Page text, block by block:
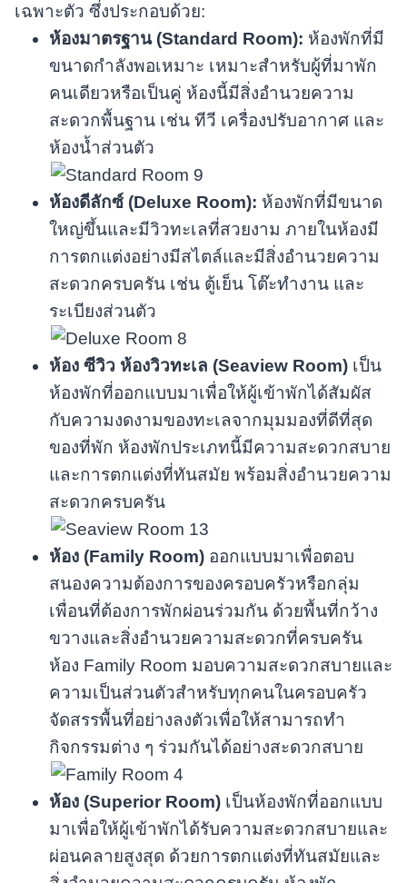
เฉพาะตัว ซึ่งประกอบด้วย:
ห้องมาตรฐาน (Standard Room): ห้องพักที่มี
ขนาดกำลังพอเหมาะ เหมาะสำหรับผู้ที่มาพัก
คนเดียวหรือเป็นคู่ ห้องนี้มีสิ่งอำนวยความ
สะดวกพื้นฐาน เช่น ทีวี เครื่องปรับอากาศ และ
ห้องน้ำส่วนตัว
ห้องดีลักซ์ (Deluxe Room): ห้องพักที่มีขนาด
ใหญ่ขึ้นและมีวิวทะเลที่สวยงาม ภายในห้องมี
การตกแต่งอย่างมีสไตล์และมีสิ่งอำนวยความ
สะดวกครบครัน เช่น ตู้เย็น โต๊ะทำงาน และ
ระเบียงส่วนตัว
ห้อง ซีวิว ห้องวิวทะเล (Seaview Room) เป็น
ห้องพักที่ออกแบบมาเพื่อให้ผู้เข้าพักได้สัมผัส
กับความงดงามของทะเลจากมุมมองที่ดีที่สุด
ของที่พัก ห้องพักประเภทนี้มีความสะดวกสบาย
และการตกแต่งที่ทันสมัย พร้อมสิ่งอำนวยความ
สะดวกครบครัน
ห้อง (Family Room) ออกแบบมาเพื่อตอบ
สนองความต้องการของครอบครัวหรือกลุ่ม
เพื่อนที่ต้องการพักผ่อนร่วมกัน ด้วยพื้นที่กว้าง
ขวางและสิ่งอำนวยความสะดวกที่ครบครัน
ห้อง Family Room มอบความสะดวกสบายและ
ความเป็นส่วนตัวสำหรับทุกคนในครอบครัว
จัดสรรพื้นที่อย่างลงตัวเพื่อให้สามารถทำ
กิจกรรมต่าง ๆ ร่วมกันได้อย่างสะดวกสบาย
ห้อง (Superior Room) เป็นห้องพักที่ออกแบบ
มาเพื่อให้ผู้เข้าพักได้รับความสะดวกสบายและ
ผ่อนคลายสูงสุด ด้วยการตกแต่งที่ทันสมัยและ